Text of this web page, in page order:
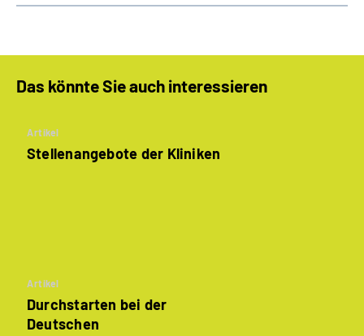
Das könnte Sie auch interessieren
Artikel
Stellenangebote der Kliniken
Artikel
Durchstarten bei der
Deutschen